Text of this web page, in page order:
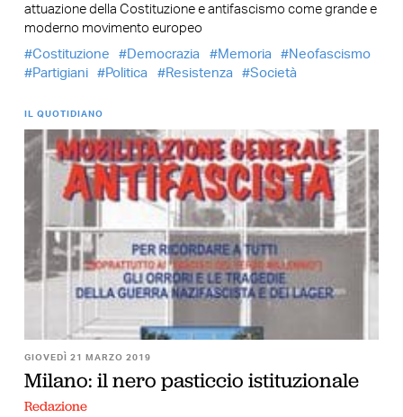
attuazione della Costituzione e antifascismo come grande e
moderno movimento europeo
Costituzione
Democrazia Memoria
Neofascismo
Partigiani
Politica Resistenza Società
IL QUOTIDIANO
GIOVEDÌ 21 MARZO 2019
Milano: il nero pasticcio istituzionale
Redazione